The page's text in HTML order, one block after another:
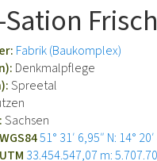
Sation
Fabrik (Baukomplex)
Denkmalpflege
Spreetal
Sachsen
51° 31′ 6,95″ N: 14°
33.454.547,07 m: